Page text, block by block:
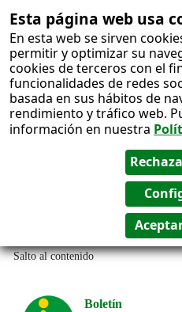
Esta página web usa
En esta web se sirven
permitir y optimizar su
cookies de terceros con el
funcionalidades de redes
basada en sus hábitos de
rendimiento y tráfico web.
información en nuestra
Salto al contenido
Boletín